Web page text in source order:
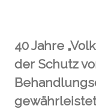
40 Jahre
der Schutz